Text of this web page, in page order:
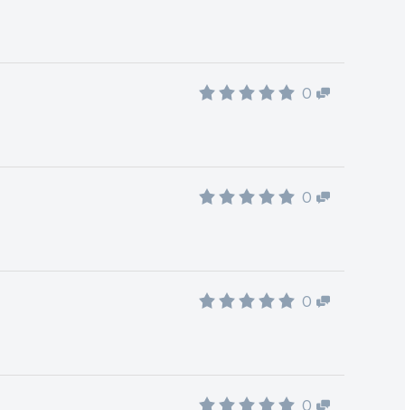
0
0
0
0